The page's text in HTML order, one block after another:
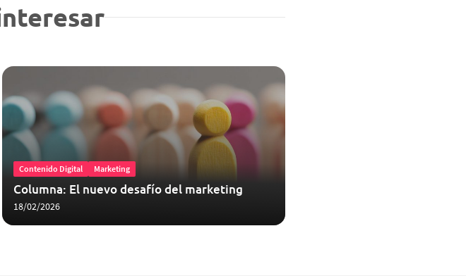
Contenido Digital Marketing
Columna: El nuevo desafío del marketing
18/02/2026